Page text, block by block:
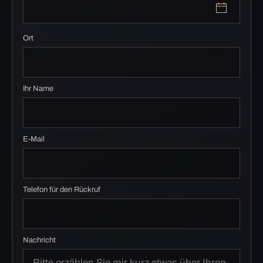
Ort
Ihr Name
E-Mail
Telefon für den Rückruf
Nachricht